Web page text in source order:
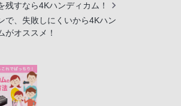
残すなら4Kハンディカム！
で、失敗しにくいから4Kハン
がオススメ！